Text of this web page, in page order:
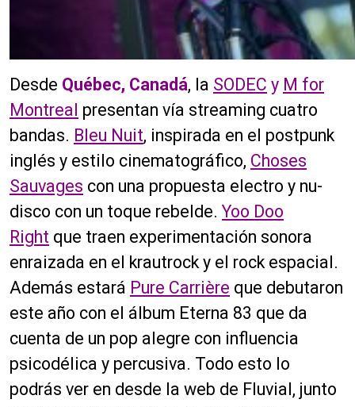
Desde Québec, Canadá, la SODEC y M for
Montreal presentan vía streaming cuatro
bandas. Bleu Nuit, inspirada en el postpunk
inglés y estilo cinematográfico, Choses
Sauvages con una propuesta electro y nu-
disco con un toque rebelde. Yoo Doo
Right que traen experimentación sonora
enraizada en el krautrock y el rock espacial.
Además estará Pure Carrière que debutaron
este año con el álbum Eterna 83 que da
cuenta de un pop alegre con influencia
psicodélica y percusiva. Todo esto lo
podrás ver en desde la web de Fluvial, junto